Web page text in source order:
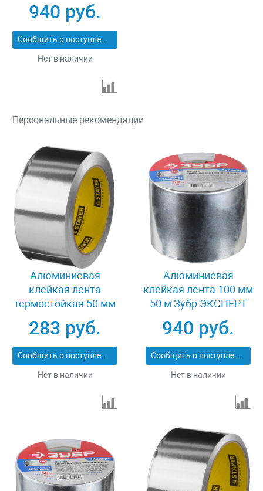
940 руб.
Сообщить о поступлении
Нет в наличии
Персональные рекомендации
Алюминиевая
клейкая лента
термостойкая 50 мм
Professional 12268-50-
25
283 руб.
Сообщить о поступлении
Нет в наличии
Алюминиевая
клейкая лента 100 мм
50 м Зубр ЭКСПЕРТ
12262-100-50
940 руб.
Сообщить о поступлении
Нет в наличии